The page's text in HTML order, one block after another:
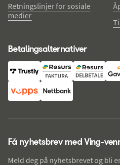
Retningslinjer for sosiale
medier
Betalingsalternativer
Få nyhetsbrev med Ving-
Meld deg på nyhetsbrevet og bli